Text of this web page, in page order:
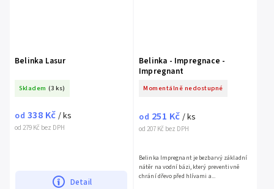
Belinka Lasur
Skladem (3 ks)
od 279 Kč bez DPH
od 338 Kč / ks
Detail
Belinka - Impregnace -
Impregnant
Momentálně nedostupné
od 207 Kč bez DPH
od 251 Kč / ks
Belinka Impregnant je bezbarvý základní
nátěr na vodní bázi, který preventivně
chrání dřevo před hlívami a...